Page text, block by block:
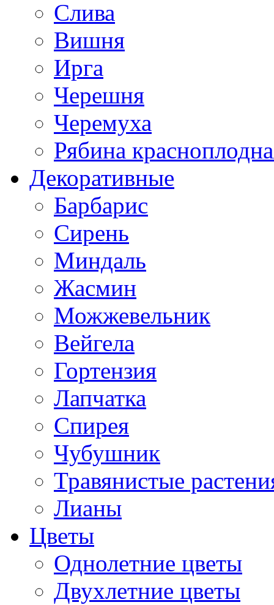
Слива
Вишня
Ирга
Черешня
Черемуха
Рябина
Декоративные
Барбарис
Сирень
Миндаль
Жасмин
Можжевельник
Вейгела
Гортензия
Лапчатка
Спирея
Чубушник
Травянистые
Лианы
Цветы
Однолетние цветы
Двухлетние цветы